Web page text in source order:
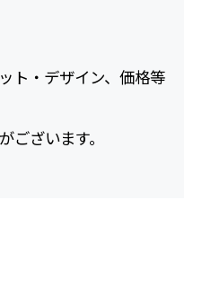
ト・デザイン、価格等
ございます。